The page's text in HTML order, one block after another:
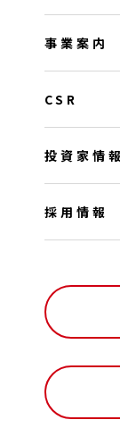
事業案内
CSR
投資家情報
採用情報